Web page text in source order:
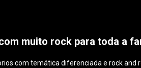
muito rock para toda a
com temática diferenciada e rock and